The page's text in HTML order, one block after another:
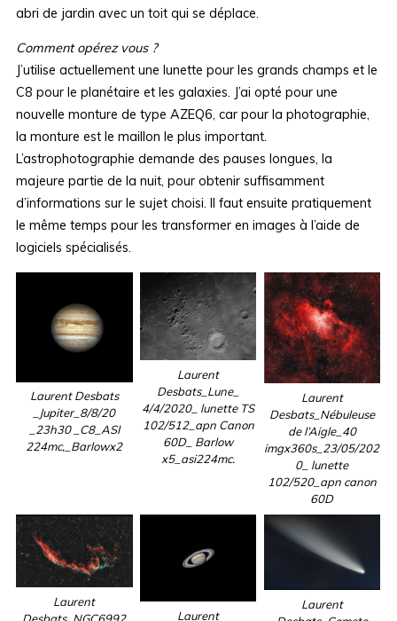
abri de jardin avec un toit qui se déplace.
Comment opérez vous ?
J’utilise actuellement une lunette pour les grands champs et le
C8 pour le planétaire et les galaxies. J’ai opté pour une
nouvelle monture de type AZEQ6, car pour la photographie,
la monture est le maillon le plus important.
L’astrophotographie demande des pauses longues, la
majeure partie de la nuit, pour obtenir suffisamment
d’informations sur le sujet choisi. Il faut ensuite pratiquement
le même temps pour les transformer en images à l’aide de
logiciels spécialisés.
Laurent Desbats
_Jupiter_8/8/20
_23h30 _C8_ASI
224mc,_Barlowx2
Laurent
Desbats_Lune_
4/4/2020_ lunette TS
102/512_apn Canon
60D_ Barlow
x5_asi224mc.
Laurent
Desbats_Nébuleuse
de l’Aigle_40
imgx360s_23/05/202
0_ lunette
102/520_apn canon
60D
Laurent
Desbats_NGC6992
Laurent
Laurent